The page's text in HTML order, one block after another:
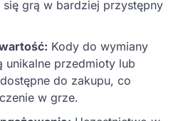
grą w bardziej przystępny
Kody do wymiany
unikalne przedmioty lub
do zakupu, co
w grze.